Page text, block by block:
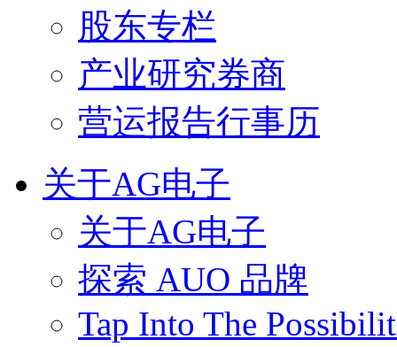
股东专栏
产业研究券商
营运报告行事历
关于AG电子
关于AG电子
探索 AUO 品牌
Tap Into The